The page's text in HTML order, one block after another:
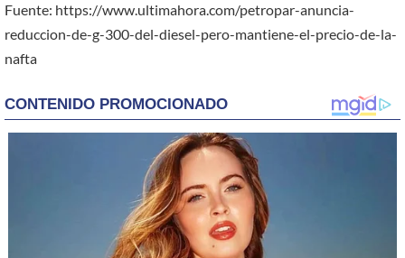
Fuente: https://www.ultimahora.com/petropar-anuncia-
reduccion-de-g-300-del-diesel-pero-mantiene-el-precio-de-la-
nafta